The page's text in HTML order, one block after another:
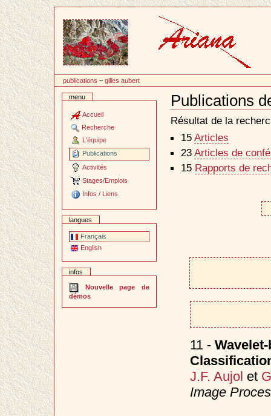
contenu
publications ~gilles aubert
menu
Accueil
Recherche
L'équipe
Publications
Activités
Stages/Emplois
Infos / Liens
langues
Français
English
infos
Nouvelle page de
démos
Publications
Document
Actions
Résultat de la
15 Articles
23 Articles de
15 Rapports de
11 -
J.F. Aujol et
Image